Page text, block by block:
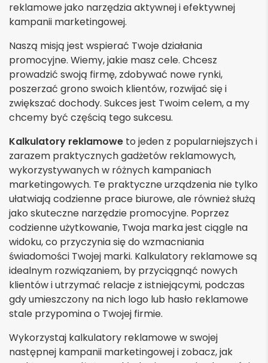
reklamowe jako narzędzia aktywnej i efektywnej
kampanii marketingowej.
Naszą misją jest wspierać Twoje działania
promocyjne. Wiemy, jakie masz cele. Chcesz
prowadzić swoją firmę, zdobywać nowe rynki,
poszerzać grono swoich klientów, rozwijać się i
zwiększać dochody. Sukces jest Twoim celem, a my
chcemy być częścią tego sukcesu.
Kalkulatory reklamowe to jeden z popularniejszych i
zarazem praktycznych gadżetów reklamowych,
wykorzystywanych w różnych kampaniach
marketingowych. Te praktyczne urządzenia nie tylko
ułatwiają codzienne prace biurowe, ale również służą
jako skuteczne narzędzie promocyjne. Poprzez
codzienne użytkowanie, Twoja marka jest ciągle na
widoku, co przyczynia się do wzmacniania
świadomości Twojej marki. Kalkulatory reklamowe są
idealnym rozwiązaniem, by przyciągnąć nowych
klientów i utrzymać relacje z istniejącymi, podczas
gdy umieszczony na nich logo lub hasło reklamowe
stale przypomina o Twojej firmie.
Wykorzystaj kalkulatory reklamowe w swojej
następnej kampanii marketingowej i zobacz, jak